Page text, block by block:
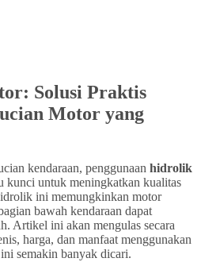
Solusi Praktis
Motor yang
kendaraan, penggunaan hidrolik
kunci untuk meningkatkan kualitas
ini memungkinkan motor
bawah kendaraan dapat
Artikel ini akan mengulas secara
harga, dan manfaat menggunakan
semakin banyak dicari.